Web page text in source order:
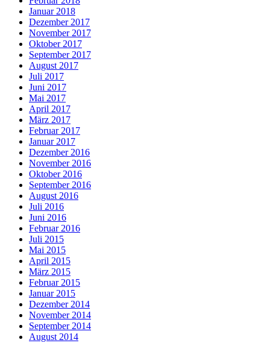
Januar 2018
Dezember 2017
November 2017
Oktober 2017
September 2017
August 2017
Juli 2017
Juni 2017
Mai 2017
April 2017
März 2017
Februar 2017
Januar 2017
Dezember 2016
November 2016
Oktober 2016
September 2016
August 2016
Juli 2016
Juni 2016
Februar 2016
Juli 2015
Mai 2015
April 2015
März 2015
Februar 2015
Januar 2015
Dezember 2014
November 2014
September 2014
August 2014